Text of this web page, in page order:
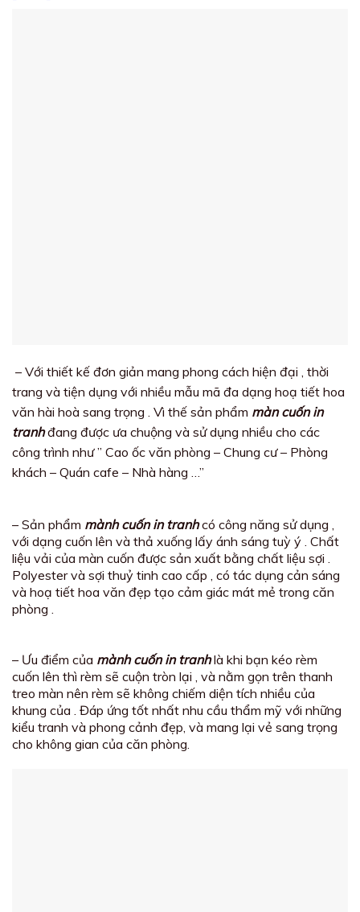
– Với thiết kế đơn giản mang phong cách hiện đại , thời
trang và tiện dụng với nhiều mẫu mã đa dạng hoạ tiết hoa
văn hài hoà sang trọng . Vì thế sản phẩm màn cuốn in
tranhđang được ưa chuộng và sử dụng nhiều cho các
công trình như ” Cao ốc văn phòng – Chung cư – Phòng
khách – Quán cafe – Nhà hàng …”
– Sản phẩm mành cuốn in tranhcó công năng sử dụng ,
với dạng cuốn lên và thả xuống lấy ánh sáng tuỳ ý . Chất
liệu vải của màn cuốn được sản xuất bằng chất liệu sợi .
Polyester và sợi thuỷ tinh cao cấp , có tác dụng cản sáng
và hoạ tiết hoa văn đẹp tạo cảm giác mát mẻ trong căn
phòng .
– Ưu điểm của mành cuốn in tranhlà khi bạn kéo rèm
cuốn lên thì rèm sẽ cuộn tròn lại , và nằm gọn trên thanh
treo màn nên rèm sẽ không chiếm diện tích nhiều của
khung của . Đáp ứng tốt nhất nhu cầu thẩm mỹ với những
kiểu tranh và phong cảnh đẹp, và mang lại vẻ sang trọng
cho không gian của căn phòng.